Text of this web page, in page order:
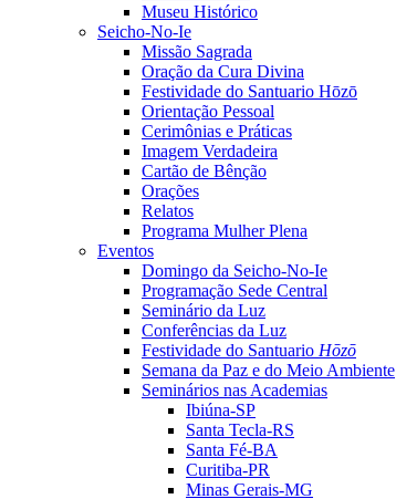
Museu Histórico
Seicho-No-Ie
Missão Sagrada
Oração da Cura Divina
Festividade do Santuario Hōzō
Orientação Pessoal
Cerimônias e Práticas
Imagem Verdadeira
Cartão de Bênção
Orações
Relatos
Programa Mulher Plena
Eventos
Domingo da Seicho-No-Ie
Programação Sede Central
Seminário da Luz
Conferências da Luz
Festividade do Santuario Hōzō
Semana da Paz e do Meio Ambiente
Seminários nas Academias
Ibiúna-SP
Santa Tecla-RS
Santa Fé-BA
Curitiba-PR
Minas Gerais-MG